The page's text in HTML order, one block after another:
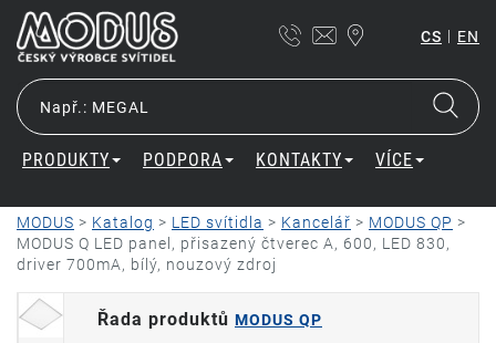
CS | EN
PRODUKTY PODPORA KONTAKTY VÍCE
MODUS > Katalog > LED svítidla > Kancelář > MODUS QP >
MODUS Q LED panel, přisazený čtverec A, 600, LED 830,
driver 700mA, bílý, nouzový zdroj
Řada produktů MODUS QP